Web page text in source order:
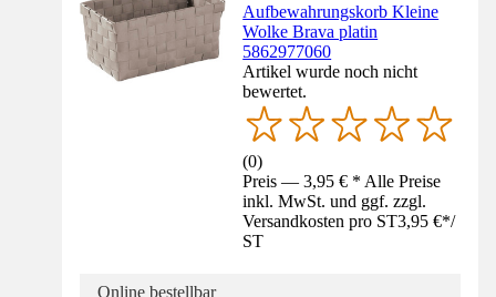
Aufbewahrungskorb Kleine
Wolke Brava platin
5862977060
Artikel wurde noch nicht
bewertet.
(0)
Preis — 3,95 € * Alle Preise
inkl. MwSt. und ggf. zzgl.
Versandkosten pro ST3,95 €*/
ST
Online bestellbar